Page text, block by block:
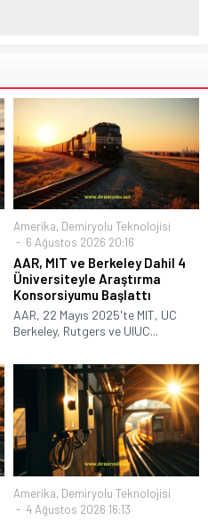
Amerika, Demiryolu Teknolojisi
6 Ağustos 2026 20:16
AAR, MIT ve Berkeley Dahil 4
Üniversiteyle Araştırma
Konsorsiyumu Başlattı
AAR, 22 Mayıs 2025'te MIT, UC
Berkeley, Rutgers ve UIUC...
Amerika, Demiryolu Teknolojisi
4 Ağustos 2026 16:13